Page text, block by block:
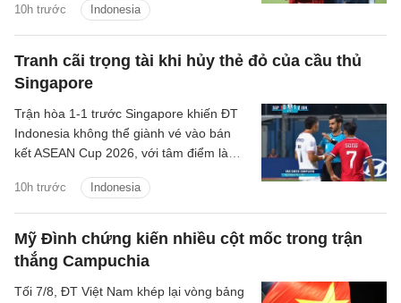
10h trước Indonesia
kể từ lần đầu tiên giải được tổ chức.
Tranh cãi trọng tài khi hủy thẻ đỏ của cầu thủ
Singapore
10h trước Indonesia
Trận hòa 1-1 trước Singapore khiến ĐT
Indonesia không thể giành vé vào bán
kết ASEAN Cup 2026, với tâm điểm là
Salim.
Mỹ Đình chứng kiến nhiều cột mốc trong trận
thắng Campuchia
Tối 7/8, ĐT Việt Nam khép lại vòng bảng